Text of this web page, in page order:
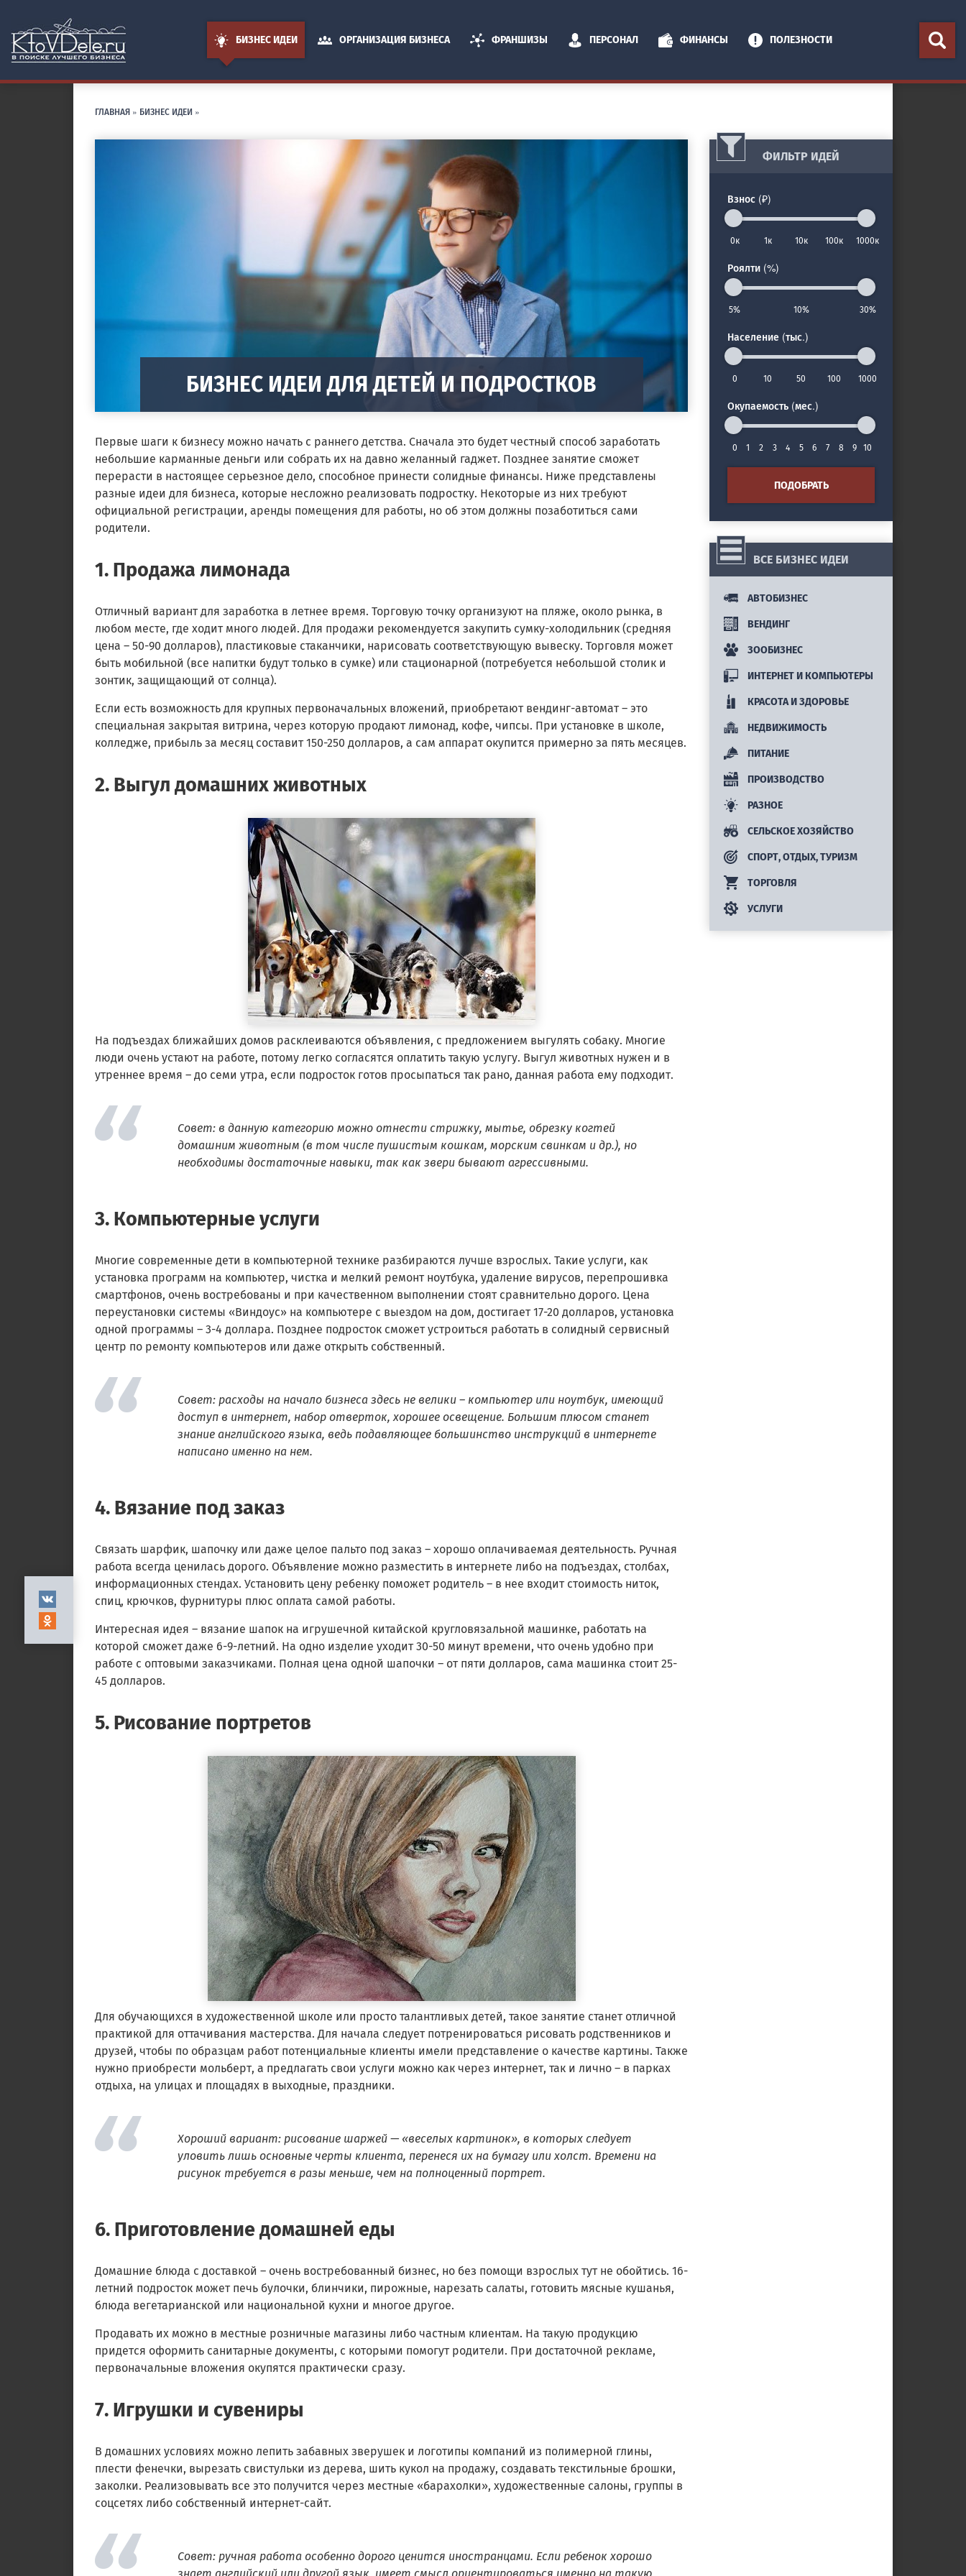
БИЗНЕС ИДЕИ ОРГАНИЗАЦИЯ БИЗНЕСА ФРАНШИЗЫ ПЕРСОНАЛ ФИНАНСЫ ПОЛЕЗНОСТИ
ГЛАВНАЯ » БИЗНЕС ИДЕИ »
БИЗНЕС ИДЕИ ДЛЯ ДЕТЕЙ И ПОДРОСТКОВ
Первые шаги к бизнесу можно начать с раннего детства. Сначала это будет честный способ заработать
небольшие карманные деньги или собрать их на давно желанный гаджет. Позднее занятие сможет
перерасти в настоящее серьезное дело, способное принести солидные финансы. Ниже представлены
разные идеи для бизнеса, которые несложно реализовать подростку. Некоторые из них требуют
официальной регистрации, аренды помещения для работы, но об этом должны позаботиться сами
родители.
1. Продажа лимонада
Отличный вариант для заработка в летнее время. Торговую точку организуют на пляже, около рынка, в
любом месте, где ходит много людей. Для продажи рекомендуется закупить сумку-холодильник (средняя
цена – 50-90 долларов), пластиковые стаканчики, нарисовать соответствующую вывеску. Торговля может
быть мобильной (все напитки будут только в сумке) или стационарной (потребуется небольшой столик и
зонтик, защищающий от солнца).
Если есть возможность для крупных первоначальных вложений, приобретают вендинг-автомат – это
специальная закрытая витрина, через которую продают лимонад, кофе, чипсы. При установке в школе,
колледже, прибыль за месяц составит 150-250 долларов, а сам аппарат окупится примерно за пять месяцев.
2. Выгул домашних животных
На подъездах ближайших домов расклеиваются объявления, с предложением выгулять собаку. Многие
люди очень устают на работе, потому легко согласятся оплатить такую услугу. Выгул животных нужен и в
утреннее время – до семи утра, если подросток готов просыпаться так рано, данная работа ему подходит.
Совет: в данную категорию можно отнести стрижку, мытье, обрезку когтей
домашним животным (в том числе пушистым кошкам, морским свинкам и др.), но
необходимы достаточные навыки, так как звери бывают агрессивными.
3. Компьютерные услуги
Многие современные дети в компьютерной технике разбираются лучше взрослых. Такие услуги, как
установка программ на компьютер, чистка и мелкий ремонт ноутбука, удаление вирусов, перепрошивка
смартфонов, очень востребованы и при качественном выполнении стоят сравнительно дорого. Цена
переустановки системы «Виндоус» на компьютере с выездом на дом, достигает 17-20 долларов, установка
одной программы – 3-4 доллара. Позднее подросток сможет устроиться работать в солидный сервисный
центр по ремонту компьютеров или даже открыть собственный.
Совет: расходы на начало бизнеса здесь не велики – компьютер или ноутбук, имеющий
доступ в интернет, набор отверток, хорошее освещение. Большим плюсом станет
знание английского языка, ведь подавляющее большинство инструкций в интернете
написано именно на нем.
4. Вязание под заказ
Связать шарфик, шапочку или даже целое пальто под заказ – хорошо оплачиваемая деятельность. Ручная
работа всегда ценилась дорого. Объявление можно разместить в интернете либо на подъездах, столбах,
информационных стендах. Установить цену ребенку поможет родитель – в нее входит стоимость ниток,
спиц, крючков, фурнитуры плюс оплата самой работы.
Интересная идея – вязание шапок на игрушечной китайской кругловязальной машинке, работать на
которой сможет даже 6-9-летний. На одно изделие уходит 30-50 минут времени, что очень удобно при
работе с оптовыми заказчиками. Полная цена одной шапочки – от пяти долларов, сама машинка стоит 25-
45 долларов.
5. Рисование портретов
Для обучающихся в художественной школе или просто талантливых детей, такое занятие станет отличной
практикой для оттачивания мастерства. Для начала следует потренироваться рисовать родственников и
друзей, чтобы по образцам работ потенциальные клиенты имели представление о качестве картины. Также
нужно приобрести мольберт, а предлагать свои услуги можно как через интернет, так и лично – в парках
отдыха, на улицах и площадях в выходные, праздники.
Хороший вариант: рисование шаржей — «веселых картинок», в которых следует
уловить лишь основные черты клиента, перенеся их на бумагу или холст. Времени на
рисунок требуется в разы меньше, чем на полноценный портрет.
6. Приготовление домашней еды
Домашние блюда с доставкой – очень востребованный бизнес, но без помощи взрослых тут не обойтись. 16-
летний подросток может печь булочки, блинчики, пирожные, нарезать салаты, готовить мясные кушанья,
блюда вегетарианской или национальной кухни и многое другое.
Продавать их можно в местные розничные магазины либо частным клиентам. На такую продукцию
придется оформить санитарные документы, с которыми помогут родители. При достаточной рекламе,
первоначальные вложения окупятся практически сразу.
7. Игрушки и сувениры
В домашних условиях можно лепить забавных зверушек и логотипы компаний из полимерной глины,
плести фенечки, вырезать свистульки из дерева, шить кукол на продажу, создавать текстильные брошки,
заколки. Реализовывать все это получится через местные «барахолки», художественные салоны, группы в
соцсетях либо собственный интернет-сайт.
Совет: ручная работа особенно дорого ценится иностранцами. Если ребенок хорошо
ФИЛЬТР ИДЕЙ
Взнос (₽)
0к 1к 10к 100к 1000к
Роялти (%)
5% 10% 30%
Население (тыс.)
0 10 50 100 1000
Окупаемость (мес.)
0 1 2 3 4 5 6 7 8 9 10
ПОДОБРАТЬ
ВСЕ БИЗНЕС ИДЕИ
АВТОБИЗНЕС
ВЕНДИНГ
ЗООБИЗНЕС
ИНТЕРНЕТ И КОМПЬЮТЕРЫ
КРАСОТА И ЗДОРОВЬЕ
НЕДВИЖИМОСТЬ
ПИТАНИЕ
ПРОИЗВОДСТВО
РАЗНОЕ
СЕЛЬСКОЕ ХОЗЯЙСТВО
СПОРТ, ОТДЫХ, ТУРИЗМ
ТОРГОВЛЯ
УСЛУГИ